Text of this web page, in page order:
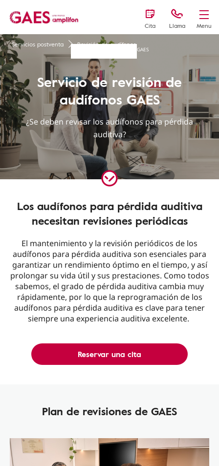
Cita Llama Menu
Servicios postventa Revisión de audífonos
GAES
Servicio de revisión de
audífonos GAES
¿Se deben revisar los audífonos para pérdida
auditiva?
Los audífonos para pérdida auditiva
necesitan revisiones periódicas
El mantenimiento y la revisión periódicos de los
audífonos para pérdida auditiva son esenciales para
garantizar un rendimiento óptimo en el tiempo, y así
prolongar su vida útil y sus prestaciones. Como todos
sabemos, el grado de pérdida auditiva cambia muy
rápidamente, por lo que la reprogramación de los
audífonos para pérdida auditiva es clave para tener
siempre una experiencia auditiva excelente.
Reservar una cita
Plan de revisiones de GAES